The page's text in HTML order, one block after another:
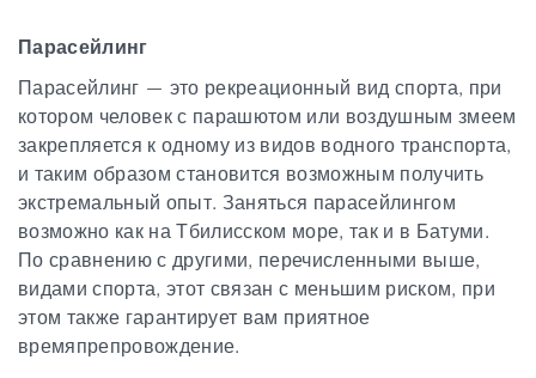
Парасейлинг
Парасейлинг — это рекреационный вид спорта, при
котором человек с парашютом или воздушным змеем
закрепляется к одному из видов водного транспорта,
и таким образом становится возможным получить
экстремальный опыт. Заняться парасейлингом
возможно как на Тбилисском море, так и в Батуми.
По сравнению с другими, перечисленными выше,
видами спорта, этот связан с меньшим риском, при
этом также гарантирует вам приятное
времяпрепровождение.